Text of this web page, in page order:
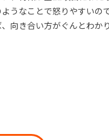
ようなことで怒りやすいの
、向き合い方がぐんとわか